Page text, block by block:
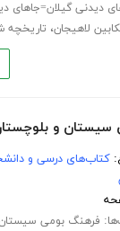
دیدنی گیلان=جاهای
لاهیجان، تاریخچه
سیستان و
کتاب‌های درسی و
فرهنگ بومی